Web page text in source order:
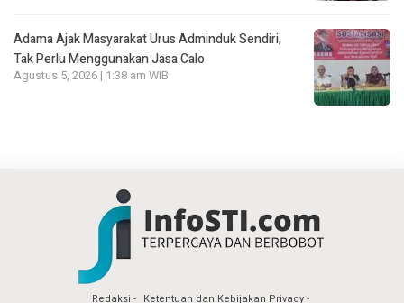
Adama Ajak Masyarakat Urus Adminduk Sendiri,
Tak Perlu Menggunakan Jasa Calo
Agustus 5, 2026 | 1:38 am WIB
Redaksi Ketentuan dan Kebijakan Privacy